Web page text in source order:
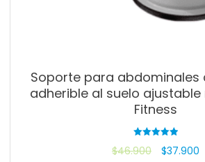
Soporte para abdominales
adherible al suelo
Fitness
con
$46.900 $37.900